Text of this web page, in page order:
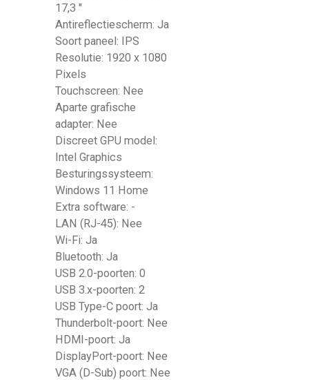
17,3 "
Antireflectiescherm: Ja
Soort paneel: IPS
Resolutie: 1920 x 1080
Pixels
Touchscreen: Nee
Aparte grafische
adapter: Nee
Discreet GPU model:
Intel Graphics
Besturingssysteem:
Windows 11 Home
Extra software: -
LAN (RJ-45): Nee
Wi-Fi: Ja
Bluetooth: Ja
USB 2.0-poorten: 0
USB 3.x-poorten: 2
USB Type-C poort: Ja
Thunderbolt-poort: Nee
HDMI-poort: Ja
DisplayPort-poort: Nee
VGA (D-Sub) poort: Nee